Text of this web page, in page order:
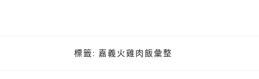
標籤: 嘉義火雞肉飯彙整